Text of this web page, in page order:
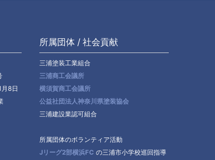
8日
所属団体 / 社会貢献
三浦塗装工業組合
三浦商工会議所
横須賀商工会議所
公益社団法人神奈川県塗装協会
三浦建設業認可組合
所属団体のボランティア活動
Jリーグ2部横浜FC の三浦市小学校巡回指導